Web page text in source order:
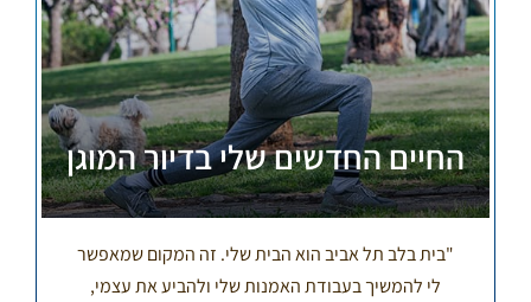
החיים החדשים שלי בדיור המוגן
"בית בלב תל אביב הוא הבית שלי. זה המקום שמאפשר
לי להמשיך בעבודת האמנות שלי ולהביע את עצמי,